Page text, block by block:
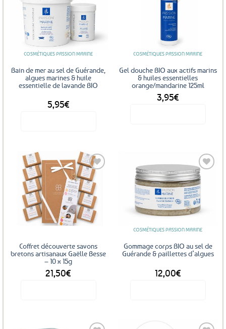
aux
favoris
COSMÉTIQUES PASSION MARINE
Bain de mer au sel de Guérande,
algues marines & huile
essentielle de lavande BIO
5,95€
plusieurs
variations.
options
peuvent
la
COSMÉTIQUES PASSION MARINE
Gel douche BIO aux actifs marins
& huiles essentielles
orange/mandarine 125ml
3,95€
Ajouter
aux
favoris
Coffret découverte savons
bretons artisanaux Gaëlle Besse
– 10 x 15g
21,50€
Ajouter
aux
favoris
COSMÉTIQUES PASSION MARINE
Gommage corps BIO au sel de
Guérande & paillettes d’algues
12,00€